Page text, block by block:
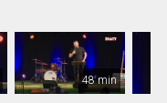
48 min